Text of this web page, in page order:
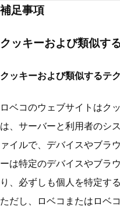
補足事項
クッキーおよび類似す
クッキーおよび類似するテ
ロベコのウェブサイトはク
は、サーバーと利用者のシ
ァイルで、デバイスやブラ
ーは特定のデバイスやブラ
り、必ずしも個人を特定す
ただし、ロベコまたはロベ